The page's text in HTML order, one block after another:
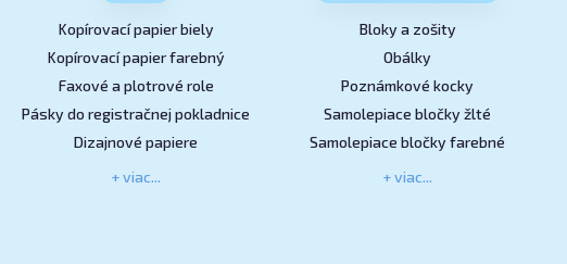
Kopírovací papier biely
Kopírovací papier farebný
Faxové a plotrové role
Pásky do registračnej pokladnice
Dizajnové papiere
+ viac...
Bloky a zošity
Obálky
Poznámkové kocky
Samolepiace bločky žlté
Samolepiace bločky farebné
+ viac...